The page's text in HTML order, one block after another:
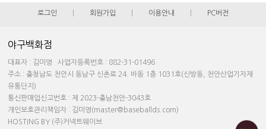
로그인 회원가입 이용안내 PC버전
야구백화점
대표자 : 김미영 사업자등록번호 : 882-31-01496
주소 : 충청남도 천안시 동남구 신촌로 24. 바동 1층 1031호(신방동, 천안산업기자재
유통단지)
통신판매업신고번호 : 제 2023-충남천안-3043호
개인보호관리책임자 : 김미영(master@baseballds.com)
HOSTING BY (주)커넥트웨이브